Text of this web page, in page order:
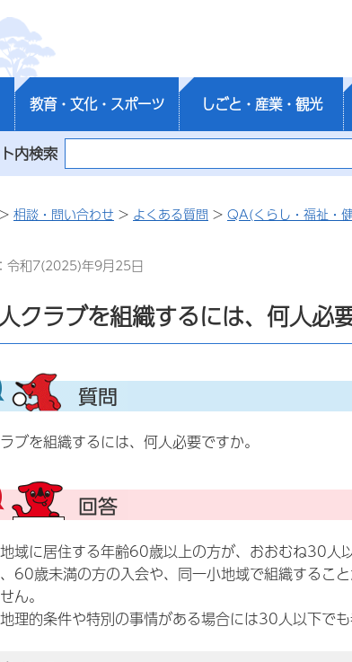
教育・文化・スポーツ しごと・産業・観光
内検索
> 相談・問い合わせ > よくある質問 > QA(くらし・福祉・
令和7(2025)年9月25日
クラブを組織するには、何人必
ブを組織するには、何人必要ですか。
域に居住する年齢60歳以上の方が、おおむね30人
60歳未満の方の入会や、同一小地域で組織するこ
ん。
理的条件や特別の事情がある場合には30人以下でも